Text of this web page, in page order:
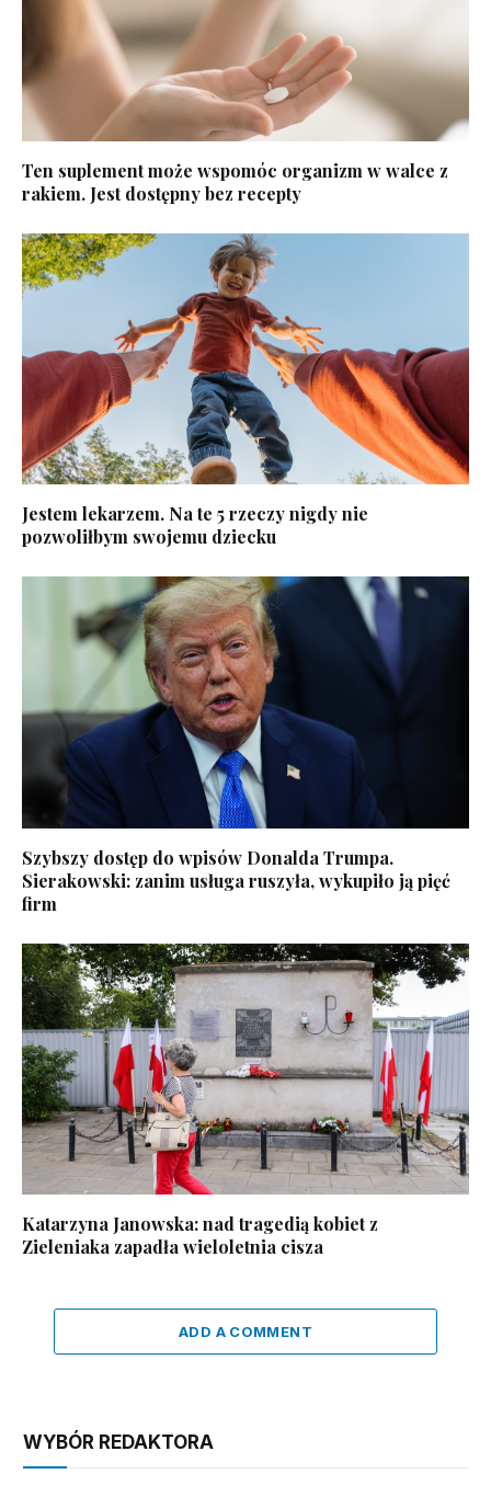
Ten suplement może wspomóc organizm w walce z
rakiem. Jest dostępny bez recepty
Jestem lekarzem. Na te 5 rzeczy nigdy nie
pozwoliłbym swojemu dziecku
Szybszy dostęp do wpisów Donalda Trumpa.
Sierakowski: zanim usługa ruszyła, wykupiło ją pięć
firm
Katarzyna Janowska: nad tragedią kobiet z
Zieleniaka zapadła wieloletnia cisza
ADD A COMMENT
WYBÓR REDAKTORA